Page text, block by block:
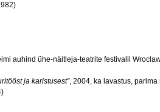
auhind ühe-näitleja-teatrite festivalil
ja karistusest”, 2004, ka lavastus,